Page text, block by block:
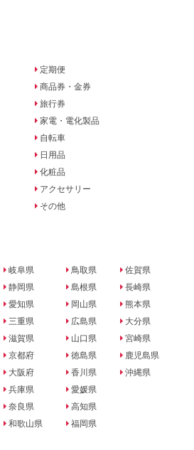
定期便
商品券・金券
旅行券
家電・電化製品
自転車
日用品
化粧品
アクセサリー
その他
岐阜県
静岡県
愛知県
三重県
滋賀県
京都府
大阪府
兵庫県
奈良県
和歌山県
鳥取県
島根県
岡山県
広島県
山口県
徳島県
香川県
愛媛県
高知県
福岡県
佐賀県
長崎県
熊本県
大分県
宮崎県
鹿児島県
沖縄県